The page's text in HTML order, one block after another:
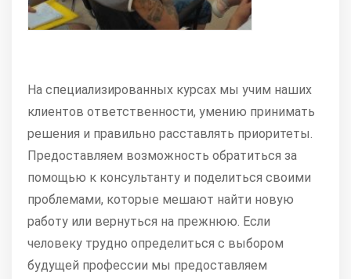
На специализированных курсах мы учим наших
клиентов ответственности, умению принимать
решения и правильно расставлять приоритеты.
Предоставляем возможность обратиться за
помощью к консультанту и поделиться своими
проблемами, которые мешают найти новую
работу или вернуться на прежнюю. Если
человеку трудно определиться с выбором
будущей профессии мы предоставляем